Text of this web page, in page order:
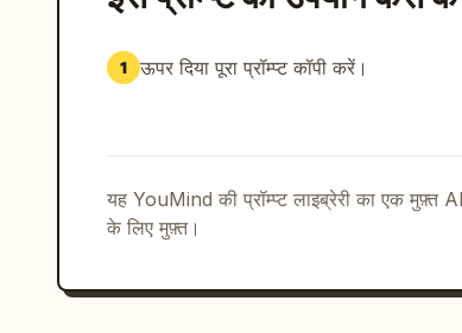
1 ऊपर दिया पूरा प्रॉम्प्ट कॉपी करें।
यह YouMind की प्रॉम्प्ट लाइब्रेरी का एक मुफ़्त
के लिए मुफ़्त।